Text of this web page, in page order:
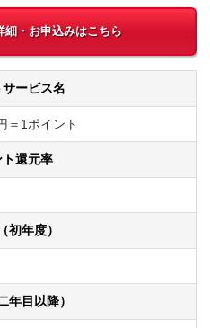
細・お申込みはこちら
ービス名
1ポイント
還元率
初年度）
年目以降）